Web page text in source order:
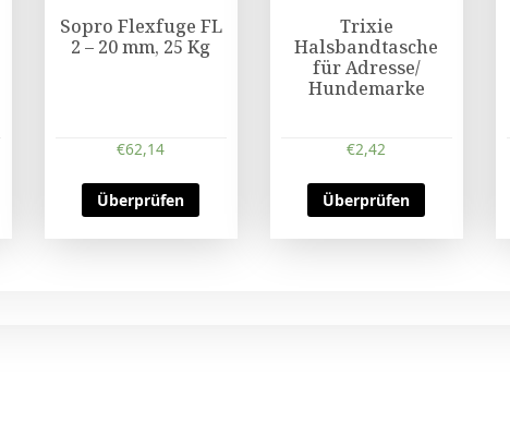
Sopro Flexfuge FL
2 – 20 mm, 25 Kg
€62,14
Überprüfen
Trixie
Halsbandtasche
für Adresse/
Hundemarke
€2,42
Überprüfen